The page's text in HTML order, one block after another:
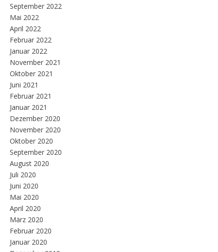
September 2022
Mai 2022
April 2022
Februar 2022
Januar 2022
November 2021
Oktober 2021
Juni 2021
Februar 2021
Januar 2021
Dezember 2020
November 2020
Oktober 2020
September 2020
August 2020
Juli 2020
Juni 2020
Mai 2020
April 2020
März 2020
Februar 2020
Januar 2020